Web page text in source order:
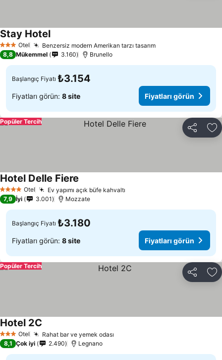
3 YıldızOtel Benzersiz modern Amerikan tarzı tasarım
Stay Hotel
8,8 Mükemmel 3.160 Brunello
Başlangıç Fiyatı ₺3.154
Fiyatları görün: 8 site Fiyatları görün
Paylaş
Popüler Tercih
4 Yıldız Otel Ev yapımı açık büfe kahvaltı
Hotel Delle Fiere
7,9 İyi 3.001 Mozzate
Başlangıç Fiyatı ₺3.180
Fiyatları görün: 8 site Fiyatları görün
Paylaş
Popüler Tercih
3 YıldızOtel Rahat bar ve yemek odası
Hotel 2C
8,1 Çok iyi 2.490 Legnano